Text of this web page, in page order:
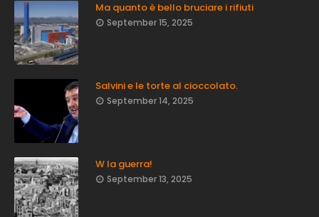
Ma quanto è bello bruciare i rifiuti
September 15, 2025
Salvini e le torte al cioccolato.
September 14, 2025
W la guerra!
September 13, 2025